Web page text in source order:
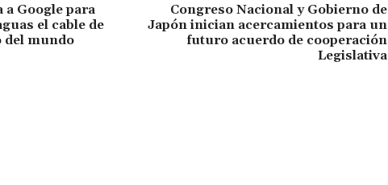
Google para
el cable de
del mundo
Congreso Nacional y Gobierno de
Japón inician acercamientos para un
futuro acuerdo de cooperación
Legislativa